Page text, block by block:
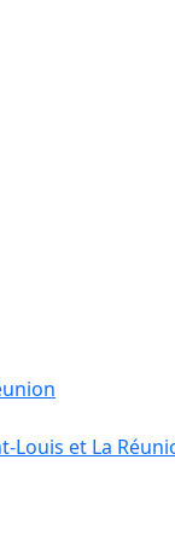
Louis et La